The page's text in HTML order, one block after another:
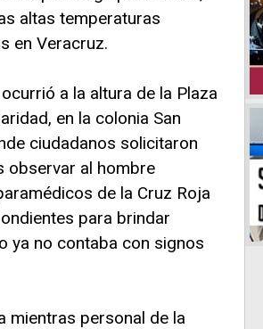
altas temperaturas
en Veracruz.
a la altura de la Plaza
en la colonia San
ciudadanos solicitaron
observar al hombre
de la Cruz Roja
para brindar
ya no contaba con signos
mientras personal de la